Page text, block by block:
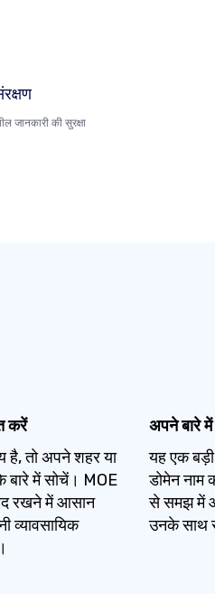
जानकारी की सुरक्षा
करें
है, तो अपने शहर या
बारे में सोचें। MOE
रखने में आसान
व्यावसायिक
अपने बारे
यह एक
डोमेन नाम
से समझ में
उनके साथ